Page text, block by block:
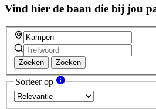
Vind hier de baan die bij jou
Zoeken Zoeken
Sorteer op